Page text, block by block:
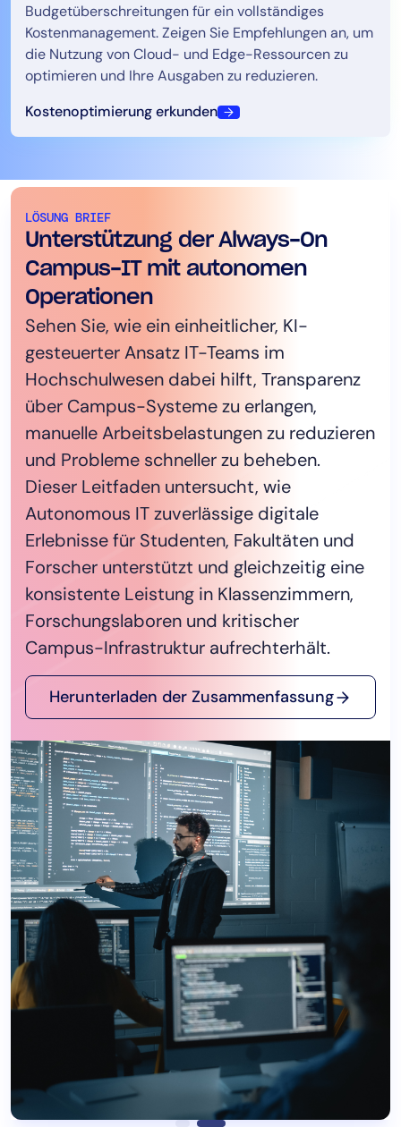
Budgetüberschreitungen für ein vollständiges
Kostenmanagement. Zeigen Sie Empfehlungen an, um
die Nutzung von Cloud- und Edge-Ressourcen zu
optimieren und Ihre Ausgaben zu reduzieren.
Kostenoptimierung erkunden
CASE STUDY
Louisiana State University
Erfahren Sie, wie das NOC-Team der LSU
LM Envision nutzt, um Ausfälle
vorherzusagen, Downtime zu reduzieren
und selbst bei höchster Nachfrage eine
100%ige Verfügbarkeit über einen
weitläufigen Campus mit 250 Gebäuden
sicherzustellen.
Case Study lesen
LÖSUNG BRIEF
Unterstützung der Always-On
Campus-IT mit autonomen
Operationen
Sehen Sie, wie ein einheitlicher, KI-
gesteuerter Ansatz IT-Teams im
Hochschulwesen dabei hilft, Transparenz
über Campus-Systeme zu erlangen,
manuelle Arbeitsbelastungen zu reduzieren
und Probleme schneller zu beheben.
Dieser Leitfaden untersucht, wie
Autonomous IT zuverlässige digitale
Erlebnisse für Studenten, Fakultäten und
Forscher unterstützt und gleichzeitig eine
konsistente Leistung in Klassenzimmern,
Forschungslaboren und kritischer
Campus-Infrastruktur aufrechterhält.
Herunterladen der Zusammenfassung